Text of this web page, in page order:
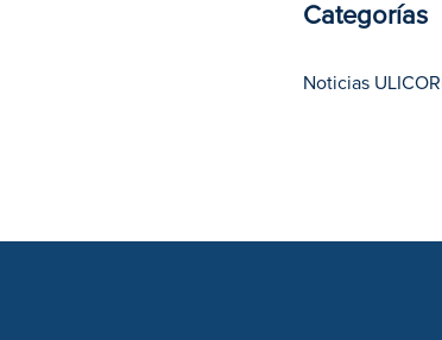
Categorías
Noticias ULICORI